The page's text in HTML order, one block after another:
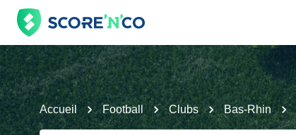
Accueil Football Clubs Bas-Rhin